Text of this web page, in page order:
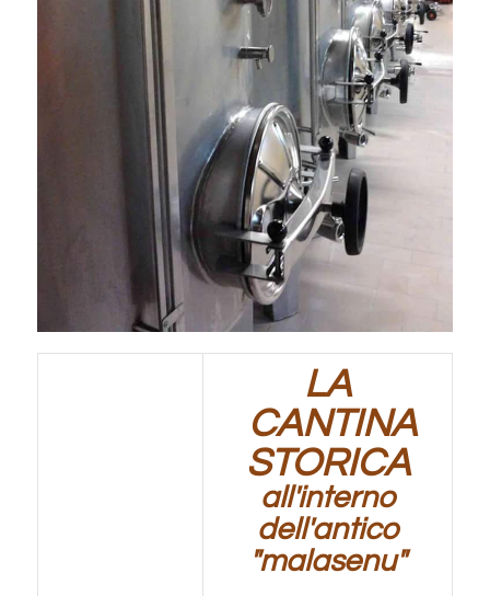
LA
CANTINA
STORICA
all'interno
dell'antico
"malasenu"